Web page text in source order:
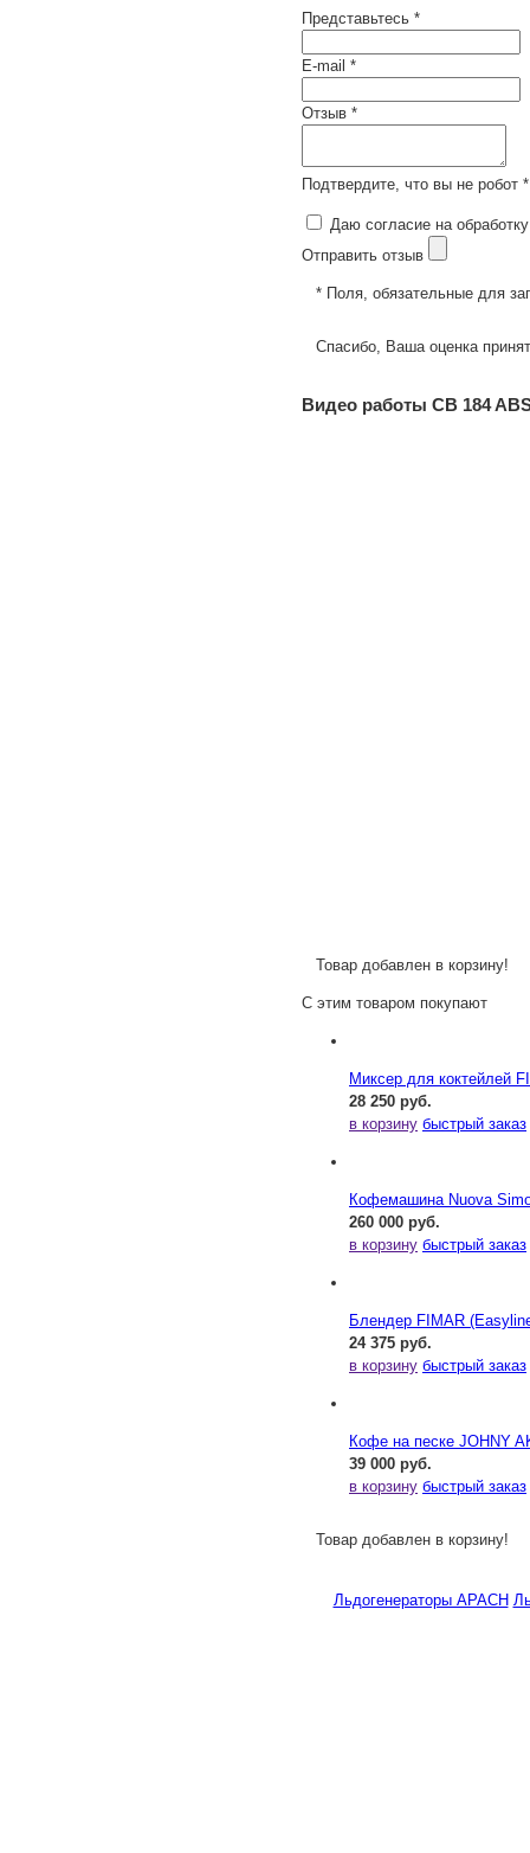
Представьтесь *
E-mail *
Отзыв *
Подтвердите, что вы не робот *
Даю согласие на
Отправить отзыв
* Поля, обязательные для
Спасибо, Ваша оценка
Видео работы CB 184
Товар добавлен в корзину!
С этим товаром покупают
Миксер для коктейлей
28 250 руб.
в корзину быстрый заказ
Кофемашина Nuova
260 000 руб.
в корзину быстрый заказ
Блендер FIMAR
24 375 руб.
в корзину быстрый заказ
Кофе на песке JOHNY
39 000 руб.
в корзину быстрый заказ
Товар добавлен в корзину!
Льдогенераторы APACH